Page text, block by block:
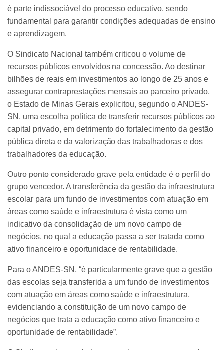
é parte indissociável do processo educativo, sendo
fundamental para garantir condições adequadas de ensino
e aprendizagem.
O Sindicato Nacional também criticou o volume de
recursos públicos envolvidos na concessão. Ao destinar
bilhões de reais em investimentos ao longo de 25 anos e
assegurar contraprestações mensais ao parceiro privado,
o Estado de Minas Gerais explicitou, segundo o ANDES-
SN, uma escolha política de transferir recursos públicos ao
capital privado, em detrimento do fortalecimento da gestão
pública direta e da valorização das trabalhadoras e dos
trabalhadores da educação.
Outro ponto considerado grave pela entidade é o perfil do
grupo vencedor. A transferência da gestão da infraestrutura
escolar para um fundo de investimentos com atuação em
áreas como saúde e infraestrutura é vista como um
indicativo da consolidação de um novo campo de
negócios, no qual a educação passa a ser tratada como
ativo financeiro e oportunidade de rentabilidade.
Para o ANDES-SN, “é particularmente grave que a gestão
das escolas seja transferida a um fundo de investimentos
com atuação em áreas como saúde e infraestrutura,
evidenciando a constituição de um novo campo de
negócios que trata a educação como ativo financeiro e
oportunidade de rentabilidade”.